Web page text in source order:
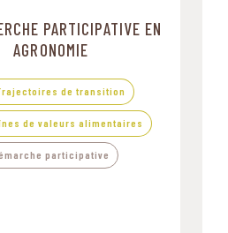
Trajectoires de transition
PARTICIPATIVE EN
AGRONOMIE
de transition
de valeurs alimentaires
participative